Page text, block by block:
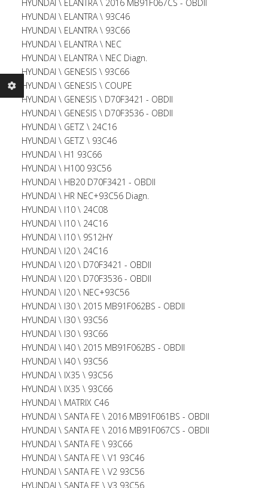
HYUNDAI \ ELANTRA \ 2016 MB91F067CS - OBDII
HYUNDAI \ ELANTRA \ 93C46
HYUNDAI \ ELANTRA \ 93C66
HYUNDAI \ ELANTRA \ NEC
HYUNDAI \ ELANTRA \ NEC Diagn.
HYUNDAI \ GENESIS \ 93C66
HYUNDAI \ GENESIS \ COUPE
HYUNDAI \ GENESIS \ D70F3421 - OBDII
HYUNDAI \ GENESIS \ D70F3536 - OBDII
HYUNDAI \ GETZ \ 24C16
HYUNDAI \ GETZ \ 93C46
HYUNDAI \ H1 93C66
HYUNDAI \ H100 93C56
HYUNDAI \ HB20 D70F3421 - OBDII
HYUNDAI \ HR NEC+93C56 Diagn.
HYUNDAI \ I10 \ 24C08
HYUNDAI \ I10 \ 24C16
HYUNDAI \ I10 \ 9S12HY
HYUNDAI \ I20 \ 24C16
HYUNDAI \ I20 \ D70F3421 - OBDII
HYUNDAI \ I20 \ D70F3536 - OBDII
HYUNDAI \ I20 \ NEC+93C56
HYUNDAI \ I30 \ 2015 MB91F062BS - OBDII
HYUNDAI \ I30 \ 93C56
HYUNDAI \ I30 \ 93C66
HYUNDAI \ I40 \ 2015 MB91F062BS - OBDII
HYUNDAI \ I40 \ 93C56
HYUNDAI \ IX35 \ 93C56
HYUNDAI \ IX35 \ 93C66
HYUNDAI \ MATRIX C46
HYUNDAI \ SANTA FE \ 2016 MB91F061BS - OBDII
HYUNDAI \ SANTA FE \ 2016 MB91F067CS - OBDII
HYUNDAI \ SANTA FE \ 93C66
HYUNDAI \ SANTA FE \ V1 93C46
HYUNDAI \ SANTA FE \ V2 93C56
HYUNDAI \ SANTA FE \ V3 93C56